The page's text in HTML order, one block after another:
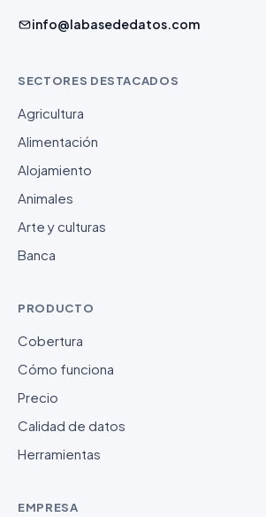
info@labasededatos.com
SECTORES DESTACADOS
Agricultura
Alimentación
Alojamiento
Animales
Arte y culturas
Banca
PRODUCTO
Cobertura
Cómo funciona
Precio
Calidad de datos
Herramientas
EMPRESA